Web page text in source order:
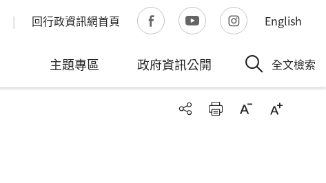
回行政資訊網首頁 English
主題專區 政府資訊公開 全文檢索